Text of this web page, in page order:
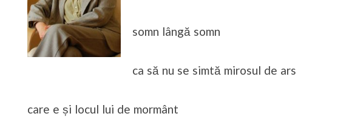
somn lângă somn
ca să nu se simtă mirosul de ars
care e și locul lui de mormânt